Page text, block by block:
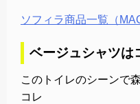
ソフィラ商品一覧（
ベージュシャツは
このトイレのシーンで
コレ